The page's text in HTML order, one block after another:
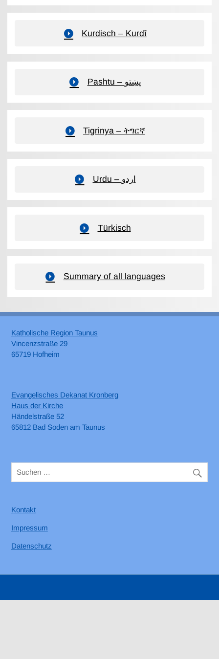
Kurdisch – Kurdî
Pashtu – پښتو
Tigrinya – ትግርኛ
Urdu – اردو
Türkisch
Summary of all languages
Katholische Region Taunus
Vincenzstraße 29
65719 Hofheim
Evangelisches Dekanat Kronberg
Haus der Kirche
Händelstraße 52
65812 Bad Soden am Taunus
Kontakt
Impressum
Datenschutz